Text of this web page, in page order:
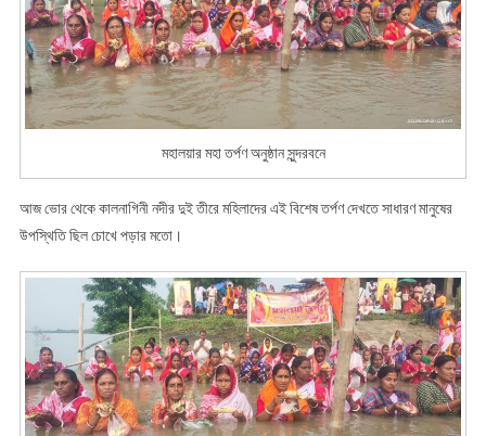
মহালয়ার মহা তর্পণ অনুষ্ঠান সুন্দরবনে
আজ ভোর থেকে কালনাগিনী নদীর দুই তীরে মহিলাদের এই বিশেষ তর্পণ দেখতে সাধারণ মানুষের
উপস্থিতি ছিল চোখে পড়ার মতো।